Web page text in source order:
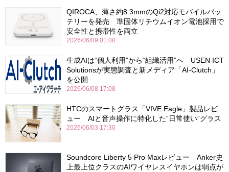
QIROCA、薄さ約8.3mmのQi2対応モバイルバッ
テリーを発売 準固体リチウムイオン電池採用で
安全性と携帯性を両立
2026/06/09 01:08
生成AIは“個人利用”から“組織活用”へ USEN ICT
Solutionsが実態調査と新メディア「AI-Clutch」
を公開
2026/06/08 17:08
HTCのスマートグラス「VIVE Eagle」製品レビ
ュー AIと音声操作に特化した“日常使い”グラス
2026/06/03 17:30
Soundcore Liberty 5 Pro Maxレビュー Anker史
上最上位クラスのAIワイヤレスイヤホンは弱点が